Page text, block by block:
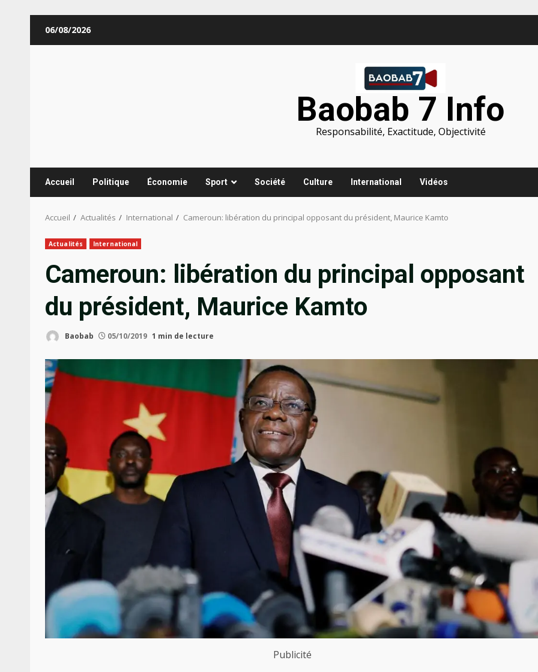
06/08/2026
Baobab 7 Info
Responsabilité, Exactitude, Objectivité
Accueil Politique Économie Sport Société Culture International Vidéos
Accueil Actualités International Cameroun: libération du principal opposant du président, Maurice Kamto
Actualités International
Cameroun: libération du principal opposant
du président, Maurice Kamto
Baobab 05/10/2019 1 min de lecture
Publicité